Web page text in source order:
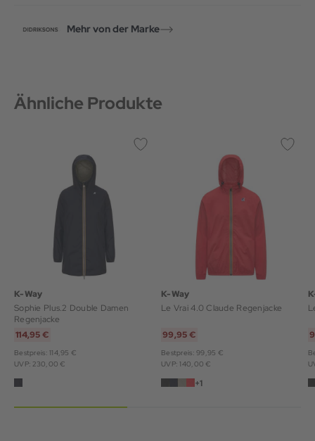
Mehr von der Marke
Ähnliche Produkte
K-Way
Sophie Plus.2 Double Damen
Regenjacke
114,95 €
Bestpreis: 114,95 €
UVP: 230,00 €
K-Way
Le Vrai 4.0 Claude Regenjacke
99,95 €
Bestpreis: 99,95 €
UVP: 140,00 €
+1